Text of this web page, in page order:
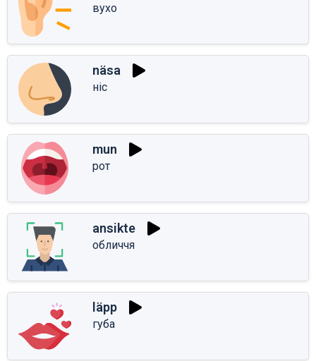
вухо
näsa
ніс
mun
рот
ansikte
обличчя
läpp
губа